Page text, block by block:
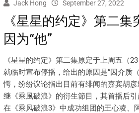
Jack Hong September 27, 2022
《星星的约定》第二
因为“他”
《星星的约定》第二集原定于上周五（
就临时宣布停播，给出的原因是“因介质
愕，纷纷议论指出目前有绯闻的嘉宾胡
继《乘風破浪》的衍生節目，其首播后
在《乘风破浪3》中成功组团的王心凌、